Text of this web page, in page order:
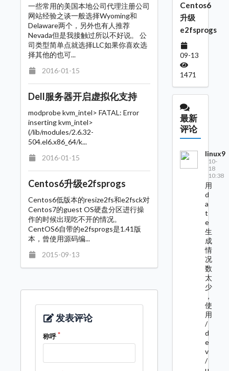
一些常用的美国本地公司代理注册公司
网站经验之谈一般选择Wyoming和
Delaware两个，另外也有人推荐
Nevada但是我接触过所以不好说。 公
司类型简单点就选择LLC如果你喜欢选
择其他的也可...
2016-01-15
Dell服务器开启虚拟化支持
modprobe kvm_intel> FATAL: Error
inserting kvm_intel>
(/lib/modules/2.6.32-
504.el6.x86_64/k...
2016-01-15
Centos6升级e2fsprogs
Centos6低版本的resize2fs和e2fsck对
Centos7的guest OS硬盘分区进行操
作的时候出现吃不开的情况。
CentOS6自带的e2fsprogs是1.41版
本，曾使用源码编...
2015-09-13
发表评论
称呼
Centos6
升级
e2fsprogs
09-13
1471
最新
评论
linux9
10-
18
10:38
用
d
a
t
e
生
成
情
况
数
太
少
，
使
用
/
d
e
v
/